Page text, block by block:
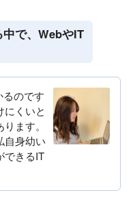
で、WebやIT
のです
にくいと
ます。
自身幼い
できるIT